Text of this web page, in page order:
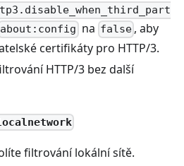
about:config na false, aby
certifikáty pro HTTP/3.
HTTP/3 bez další
filtrování lokální sítě.